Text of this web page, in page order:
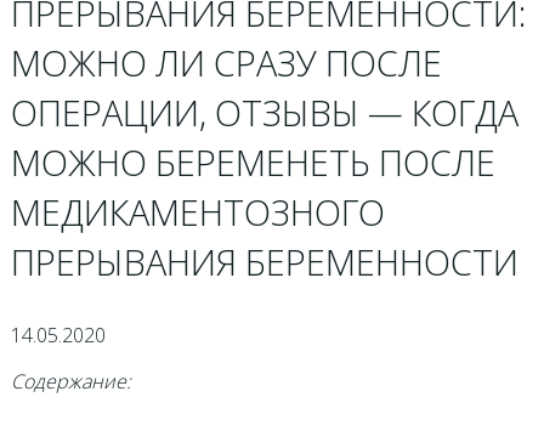
ПРЕРЫВАНИЯ БЕРЕМЕННОСТИ:
МОЖНО ЛИ СРАЗУ ПОСЛЕ
ОПЕРАЦИИ, ОТЗЫВЫ — КОГДА
МОЖНО БЕРЕМЕНЕТЬ ПОСЛЕ
МЕДИКАМЕНТОЗНОГО
ПРЕРЫВАНИЯ БЕРЕМЕННОСТИ
14.05.2020
Содержание: